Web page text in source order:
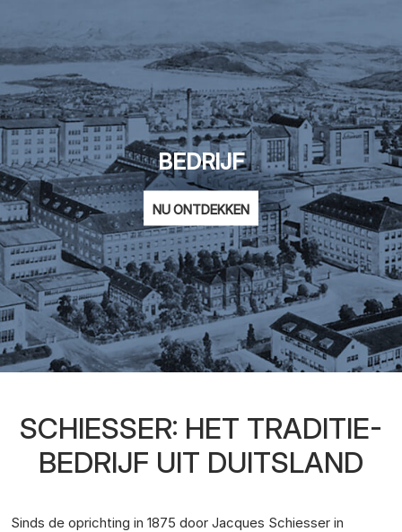
BEDRIJF
NU ONTDEKKEN
SCHIESSER: HET TRADITIE-
BEDRIJF UIT DUITSLAND
Sinds de oprichting in 1875 door Jacques Schiesser in